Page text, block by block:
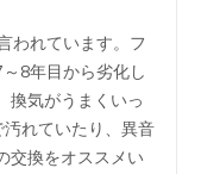
われています。フ
8年目から劣化し
換気がうまくいっ
れていたり、異音
交換をオススメい